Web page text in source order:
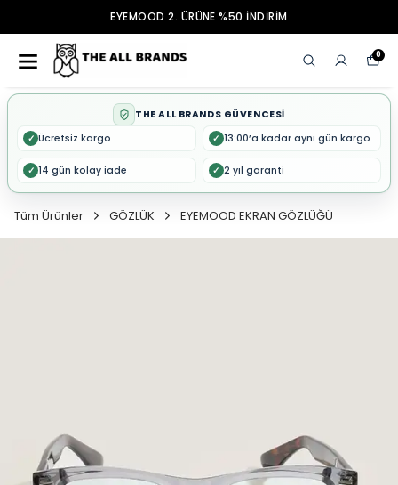
EYEMOOD 2. ÜRÜNE %50 İNDİRİM
0
THE ALL BRANDS GÜVENCESİ
✓ Ücretsiz kargo ✓ 13:00’a kadar aynı gün kargo
✓ 14 gün kolay iade ✓ 2 yıl garanti
Tüm Ürünler GÖZLÜK EYEMOOD EKRAN GÖZLÜĞÜ